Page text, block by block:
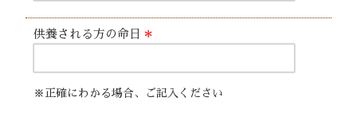
供養される方の命日 ＊
※正確にわかる場合、ご記入ください